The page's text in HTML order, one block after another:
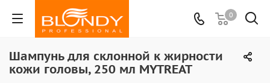
0
Шампунь для склонной к жирности
кожи головы, 250 мл MYTREAT